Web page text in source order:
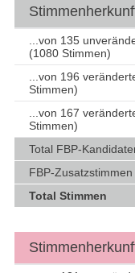
...von 135
(1080 Stimmen)
...von 196
Stimmen)
...von 167
Stimmen)
Total FBP-
FBP-
Total Stimmen